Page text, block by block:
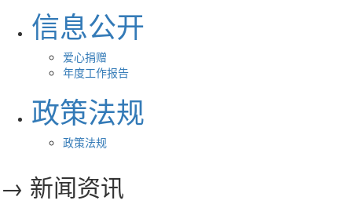
信息公开
爱心捐赠
年度工作报告
政策法规
政策法规
→ 新闻资讯